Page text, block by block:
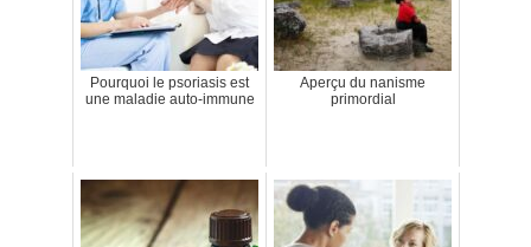
Pourquoi le psoriasis est
une maladie auto-immune
Aperçu du nanisme
primordial